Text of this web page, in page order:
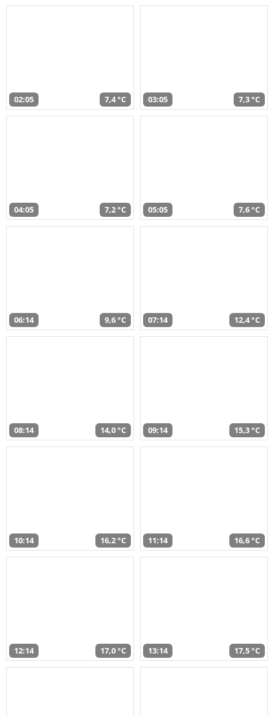
02:05 7,4 °C 03:05 7,3 °C
04:05 7,2 °C 05:05 7,6 °C
06:14 9,6 °C 07:14 12,4 °C
08:14 14,0 °C 09:14 15,3 °C
10:14 16,2 °C 11:14 16,6 °C
12:14 17,0 °C 13:14 17,5 °C